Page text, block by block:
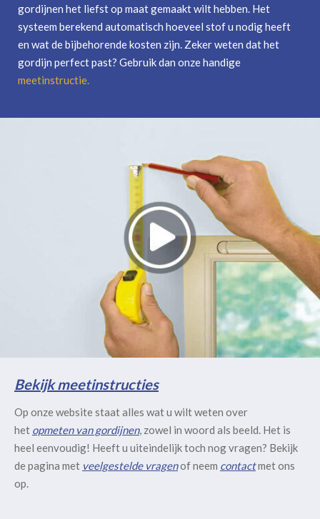
gordijnen het liefst op maat gemaakt wilt hebben. Het
systeem berekend automatisch hoeveel stof u nodig heeft
en wat de bijbehorende kosten zijn. Zeker weten dat het
gordijn perfect past? Gebruik dan onze handige
meetinstructie.
Bekijk meetinstructies
Op onze website staat alles wat u wilt weten over
het opmeten van gordijnen, zowel in woord als beeld. Het is
heel eenvoudig! Heeft u uiteindelijk toch nog vragen? Bekijk
de pagina met veelgestelde vragenof neem contactmet ons
op.